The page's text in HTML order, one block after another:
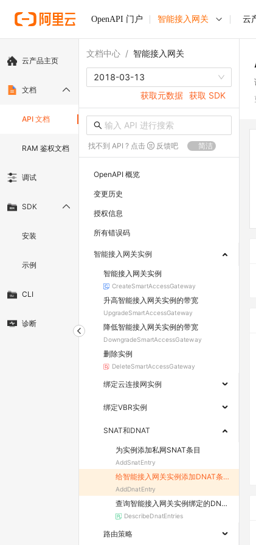
OpenAPI 门户 智能接入网关 云
云产品主页
文档
API 文档
RAM 鉴权文档
调试
SDK
安装
示例
CLI
诊断
文档中心 / 智能接入网关
2018-03-13
获取元数据 获取 SDK
找不到 API ? 点击 反馈吧 简洁
OpenAPI 概览
变更历史
授权信息
所有错误码
智能接入网关实例
智能接入网关实例
CreateSmartAccessGateway
升高智能接入网关实例的带宽
UpgradeSmartAccessGateway
降低智能接入网关实例的带宽
DowngradeSmartAccessGateway
删除实例
DeleteSmartAccessGateway
绑定云连接网实例
绑定VBR实例
SNAT和DNAT
为实例添加私网SNAT条目
AddSnatEntry
给智能接入网关实例添加DNAT条目
AddDnatEntry
查询智能接入网关实例绑定的DNAT条目
DescribeDnatEntries
路由策略